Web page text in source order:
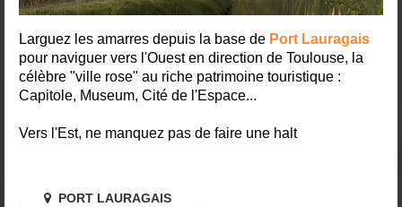
Larguez les amarres depuis la base de Port Lauragais
pour naviguer vers l'Ouest en direction de Toulouse, la
célèbre "ville rose" au riche patrimoine touristique :
Capitole, Museum, Cité de l'Espace...
Vers l'Est, ne manquez pas de faire une halt
PORT LAURAGAIS